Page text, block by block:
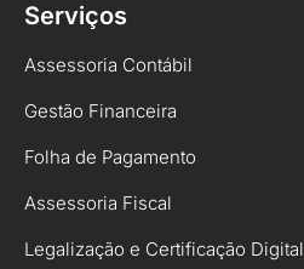
Serviços
Assessoria Contábil
Gestão Financeira
Folha de Pagamento
Assessoria Fiscal
Legalização e Certificação Digital